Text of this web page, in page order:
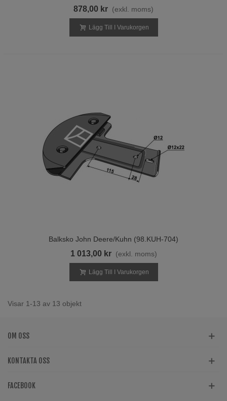
878,00 kr (exkl. moms)
Lägg Till I Varukorgen
Balksko John Deere/Kuhn (98.KUH-704)
1 013,00 kr (exkl. moms)
Lägg Till I Varukorgen
Visar 1-13 av 13 objekt
OM OSS
KONTAKTA OSS
FACEBOOK